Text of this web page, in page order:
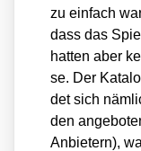
zu ein­fach
dass das
hat­ten aber
se. Der
det sich
den
Anbie­tern),